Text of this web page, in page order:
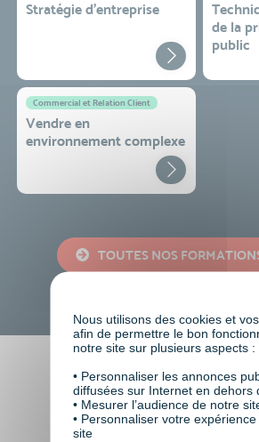
Stratégie d’entreprise
de la
public
Commercial et Relation Client
Vendre en
environnement complexe
TOUTES NOS
Faire le choix de
academy
Nous utilisons des cookies et
afin de permettre le bon
notre site sur plusieurs aspects :
• Personnaliser les annonces
diffusées sur Internet en dehors
• Mesurer l’audience de notre
• Personnaliser votre
site